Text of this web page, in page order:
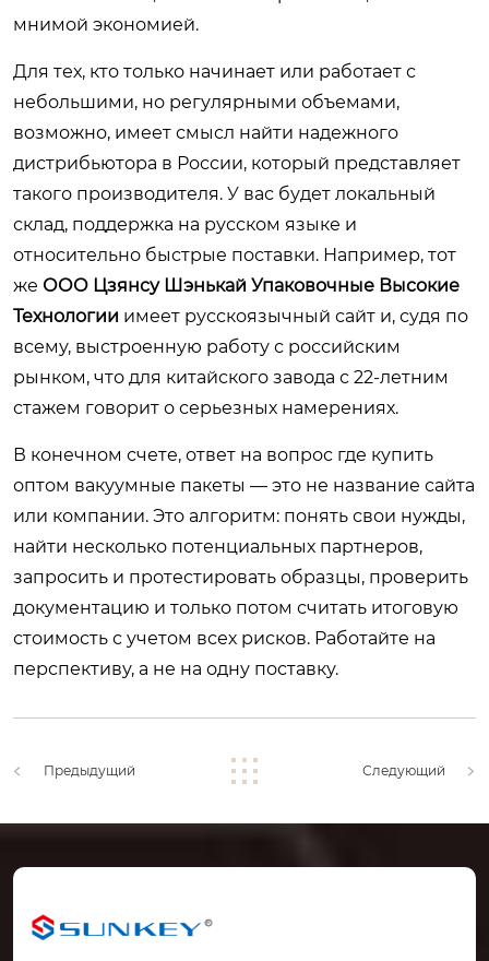
мнимой экономией.
Для тех, кто только начинает или работает с
небольшими, но регулярными объемами,
возможно, имеет смысл найти надежного
дистрибьютора в России, который представляет
такого производителя. У вас будет локальный
склад, поддержка на русском языке и
относительно быстрые поставки. Например, тот
же ООО Цзянсу Шэнькай Упаковочные Высокие
Технологии имеет русскоязычный сайт и, судя по
всему, выстроенную работу с российским
рынком, что для китайского завода с 22-летним
стажем говорит о серьезных намерениях.
В конечном счете, ответ на вопрос где купить
оптом вакуумные пакеты — это не название сайта
или компании. Это алгоритм: понять свои нужды,
найти несколько потенциальных партнеров,
запросить и протестировать образцы, проверить
документацию и только потом считать итоговую
стоимость с учетом всех рисков. Работайте на
перспективу, а не на одну поставку.
Предыдущий Следующий